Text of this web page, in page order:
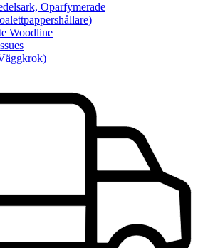
Oparfymerade
Woodline